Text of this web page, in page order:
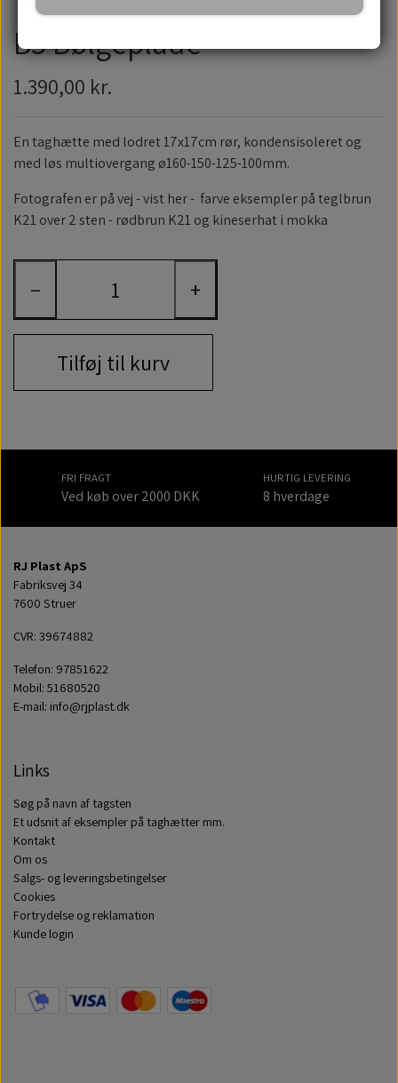
B5 Bølgeplade
1.390,00 kr.
En taghætte med lodret 17x17cm rør, kondensisoleret og
med løs multiovergang ø160-150-125-100mm.
Fotografen er på vej - vist her - farve eksempler på teglbrun
K21 over 2 sten - rødbrun K21 og kineserhat i mokka
− +
Tilføj til kurv
FRI FRAGT
Ved køb over 2000 DKK
HURTIG LEVERING
8 hverdage
RJ Plast ApS
Fabriksvej 34
7600 Struer
CVR: 39674882
Telefon: 97851622
Mobil: 51680520
E-mail: info@rjplast.dk
Links
Søg på navn af tagsten
Et udsnit af eksempler på taghætter mm.
Kontakt
Om os
Salgs- og leveringsbetingelser
Cookies
Fortrydelse og reklamation
Kunde login